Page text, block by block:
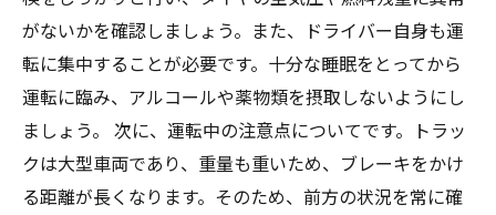
がないかを確認しましょう。また、ドライバー自身も運
転に集中することが必要です。十分な睡眠をとってから
運転に臨み、アルコールや薬物類を摂取しないようにし
ましょう。 次に、運転中の注意点についてです。トラッ
クは大型車両であり、重量も重いため、ブレーキをかけ
る距離が長くなります。そのため、前方の状況を常に確